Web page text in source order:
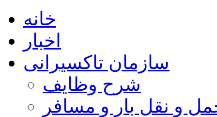
خانه
اخبار
سازمان تاکسیرانی
شرح وظایف
و نقل بار و مسافر